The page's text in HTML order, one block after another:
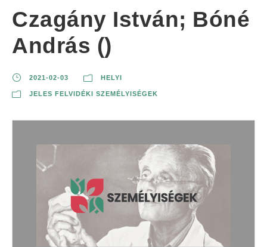
Czagány István; Bóné
András ()
2021-02-03 HELYI
JELES FELVIDÉKI SZEMÉLYISÉGEK